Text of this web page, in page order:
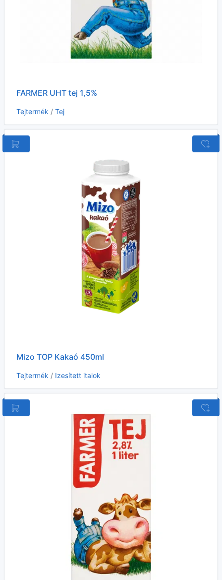
FARMER UHT tej 1,5%
Tejtermék / Tej
Mizo TOP Kakaó 450ml
Tejtermék / Izesített italok